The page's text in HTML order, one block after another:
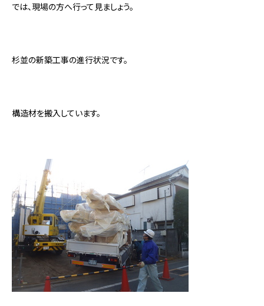
では、現場の方へ行って見ましょう。
杉並の新築工事の進行状況です。
構造材を搬入しています。